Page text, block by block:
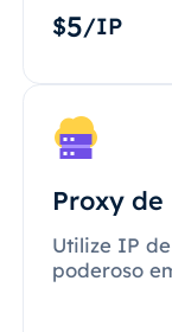
$5/IP
Proxy
Utilize IP
poderoso